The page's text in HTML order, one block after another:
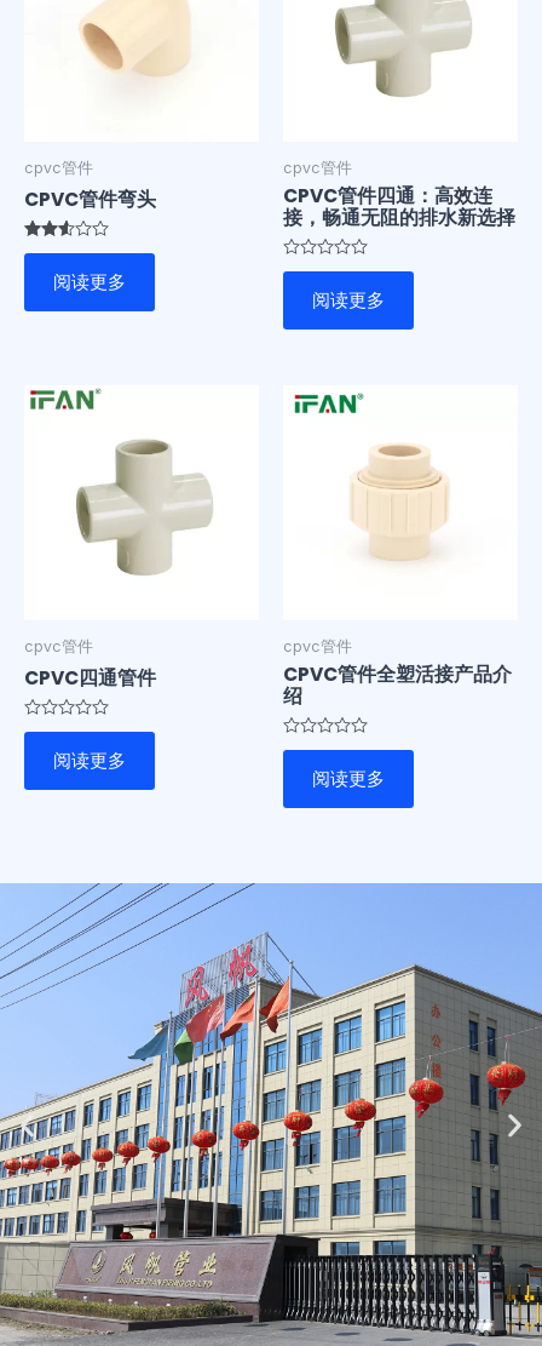
cpvc管件
CPVC管件弯头
评分
&sol;阅读更多
cpvc管件
CPVC管件四通：高效连
接，畅通无阻的排水新选择
评
5
阅读更多
cpvc管件
CPVC四通管件
评
5
阅读更多
cpvc管件
CPVC管件全塑活接产品介
绍
评
5
阅读更多
Previous
slide